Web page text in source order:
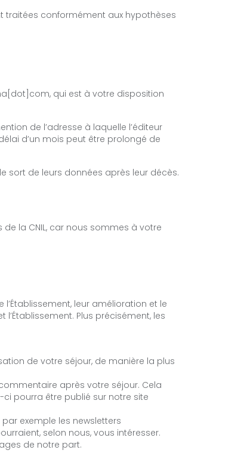
traitées conformément aux hypothèses
qui est à votre disposition
de l’adresse à laquelle l’éditeur
d’un mois peut être prolongé de
sort de leurs données après leur décès.
la CNIL, car nous sommes à votre
leur amélioration et le
Plus précisément, les
de votre séjour, de manière la plus
après votre séjour. Cela
pourra être publié sur notre site
exemple les newsletters
selon nous, vous intéresser.
de notre part.